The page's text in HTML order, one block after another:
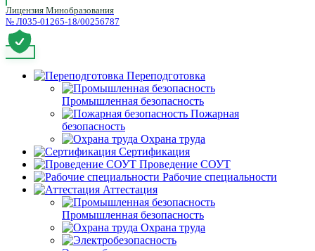
Лицензия Минобразования
№ Л035-01265-18/00256787
Переподготовка
Промышленная безопасность
Пожарная
безопасность
Охрана труда
Сертификация
Проведение СОУТ
Рабочие специальности
Аттестация
Промышленная безопасность
Охрана труда